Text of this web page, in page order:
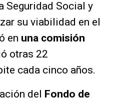
Seguridad Social y
su viabilidad en el
en una comisión
otras 22
cada cinco años.
del
Fondo de